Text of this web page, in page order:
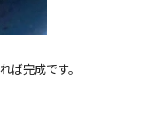
ば完成です。